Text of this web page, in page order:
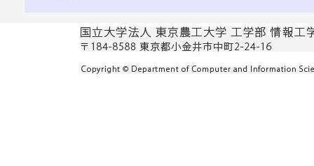
東京都小金井市中町2-24-16